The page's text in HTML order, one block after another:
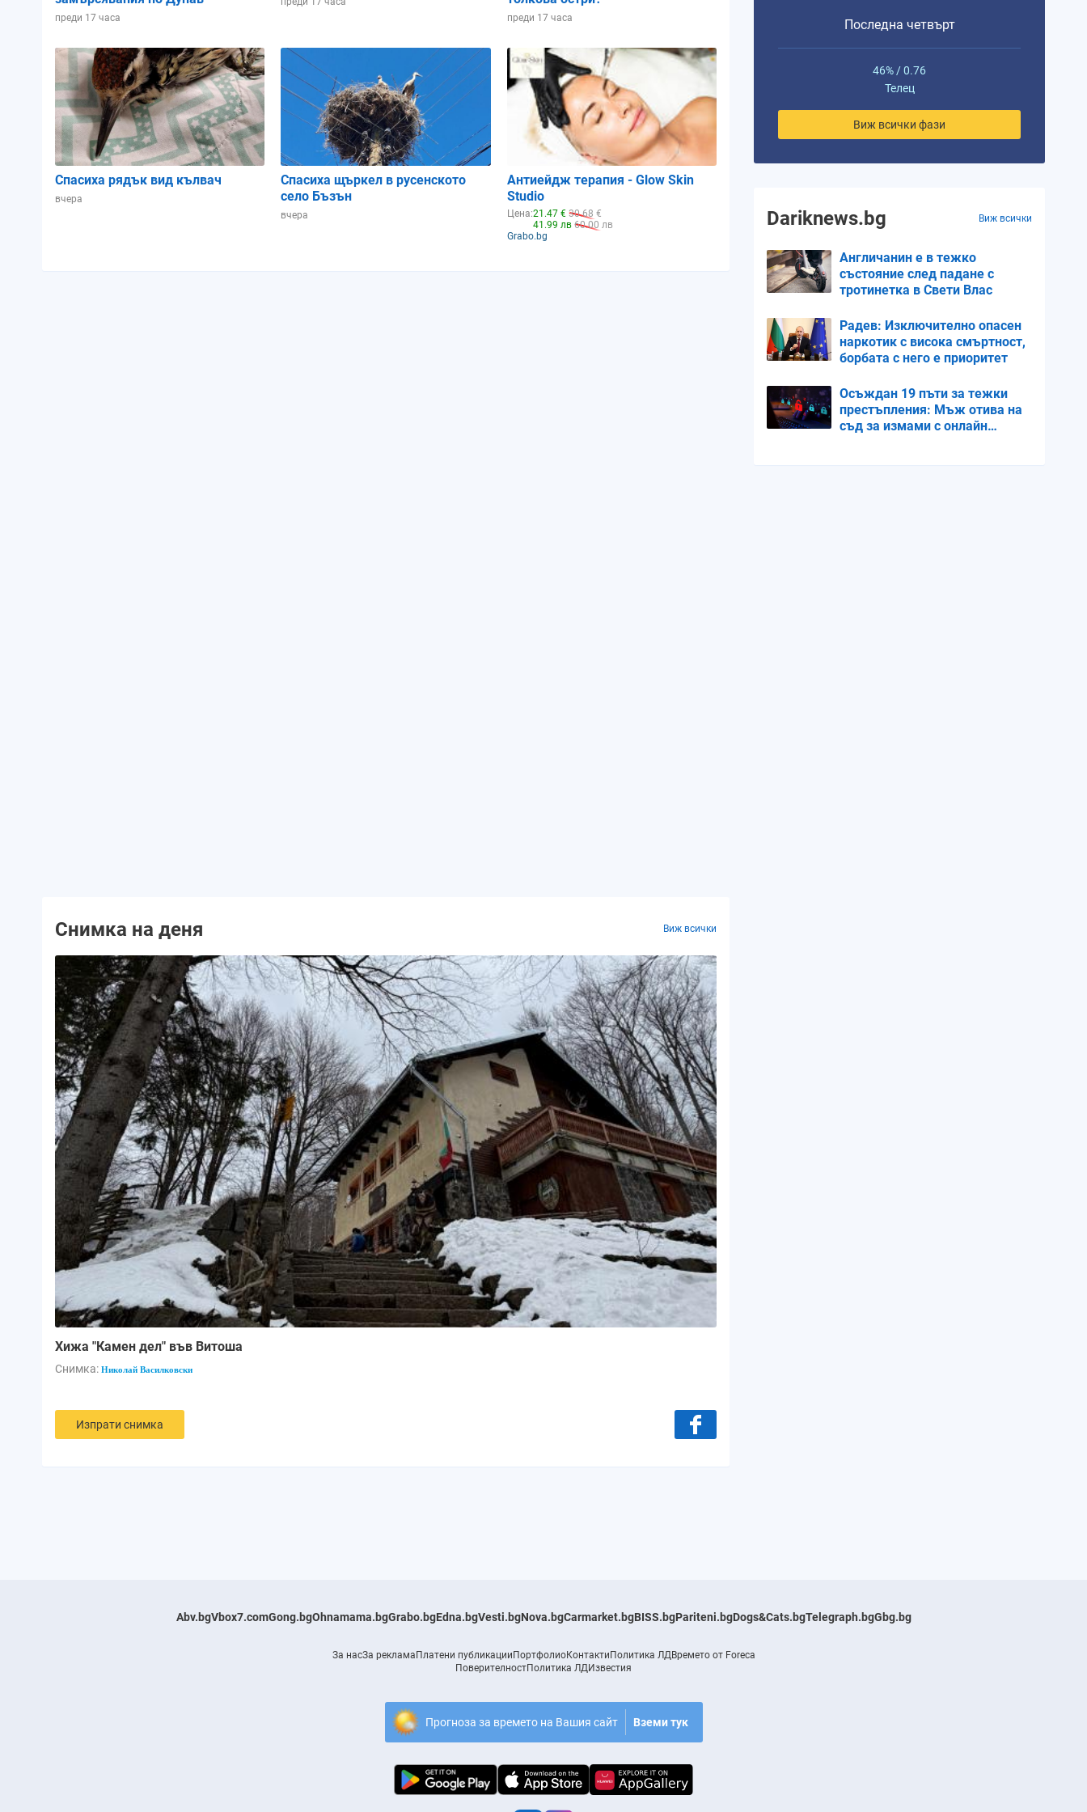
преди 17 часа преди 17 часа
Спасиха рядък вид кълвач
вчера
Спасиха щъркел в русенското
село Бъзън
вчера
Антиейдж терапия - Glow Skin
Studio
Цена:21.47 € 30.68 €
41.99 лв 60.00 лв
Grabo.bg
Снимка на деня Виж всички
Хижа "Камен дел" във Витоша
Снимка: Николай Василковски
Изпрати снимка
Последна четвърт
46% / 0.76
Телец
Виж всички фази
Dariknews.bg Виж всички
Англичанин е в тежко
състояние след падане с
тротинетка в Свети Влас
Радев: Изключително опасен
наркотик с висока смъртност,
борбата с него е приоритет
Осъждан 19 пъти за тежки
престъпления: Мъж отива на
съд за измами с онлайн
Abv.bgVbox7.comGong.bgOhnamama.bgGrabo.bgEdna.bgVesti.bgNova.bgCarmarket.bgBISS.bgPariteni.bgDogs&Cats.bgTelegraph.bgGbg.bg
За насЗа рекламаПлатени публикацииПортфолиоКонтактиПолитика ЛДВремето от Foreca
ПоверителностПолитика ЛДИзвестия
Прогноза за времето на Вашия сайт Вземи тук